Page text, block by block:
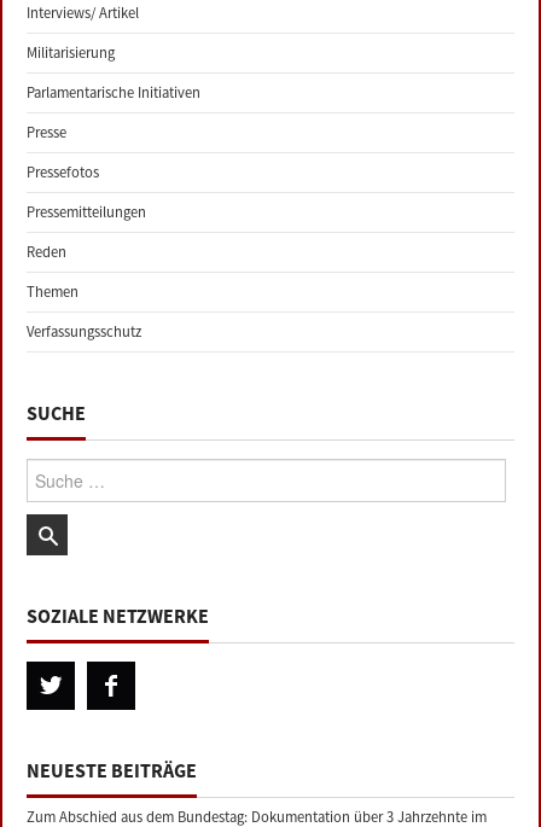
Interviews/ Artikel
Militarisierung
Parlamentarische Initiativen
Presse
Pressefotos
Pressemitteilungen
Reden
Themen
Verfassungsschutz
SUCHE
Suche:
SOZIALE NETZWERKE
NEUESTE BEITRÄGE
Zum Abschied aus dem Bundestag: Dokumentation über 3 Jahrzehnte im